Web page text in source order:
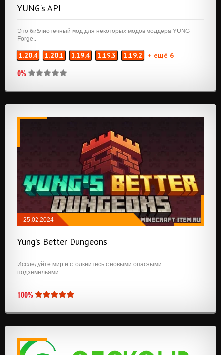
YUNG's API
Это библиотечный мод для некоторых модов моддера YUNG
Forge...
1.20.4 1.20.1 1.19.4 1.19.3 1.19.2 + ещё 6
0%
25.02.2024
Yung’s Better Dungeons
Исследуйте мир и столкнитесь с новыми опасными
подземельями....
100%